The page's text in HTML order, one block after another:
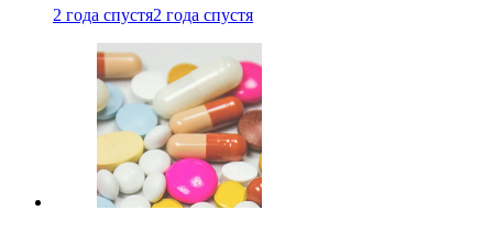
2 года спустя2 года спустя